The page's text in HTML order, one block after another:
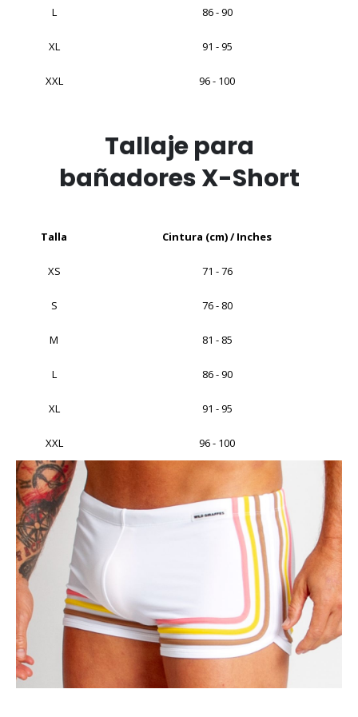
L 86 - 90
XL 91 - 95
XXL 96 - 100
Tallaje para
bañadores X-Short
Talla Cintura (cm) / Inches
XS 71 - 76
S 76 - 80
M 81 - 85
L 86 - 90
XL 91 - 95
XXL 96 - 100